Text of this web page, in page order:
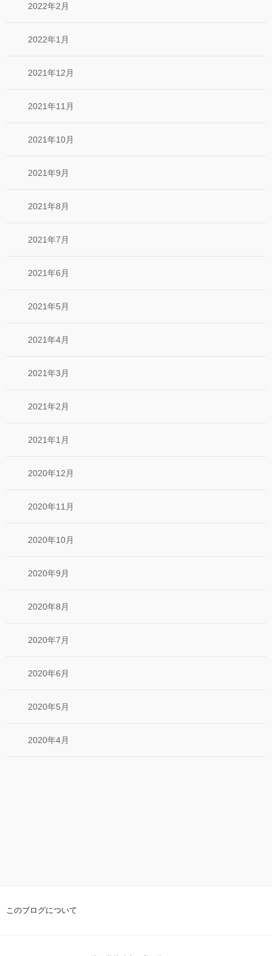
2022年2月
2022年1月
2021年12月
2021年11月
2021年10月
2021年9月
2021年8月
2021年7月
2021年6月
2021年5月
2021年4月
2021年3月
2021年2月
2021年1月
2020年12月
2020年11月
2020年10月
2020年9月
2020年8月
2020年7月
2020年6月
2020年5月
2020年4月
このブログについて